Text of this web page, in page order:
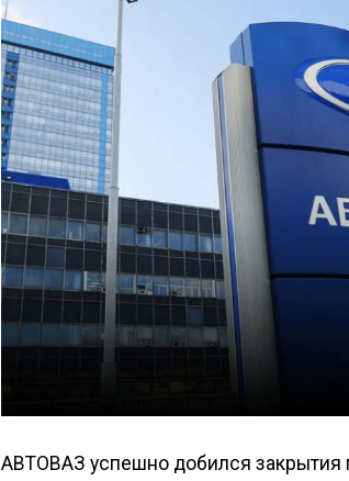
АВТОВАЗ успешно добился закрытия